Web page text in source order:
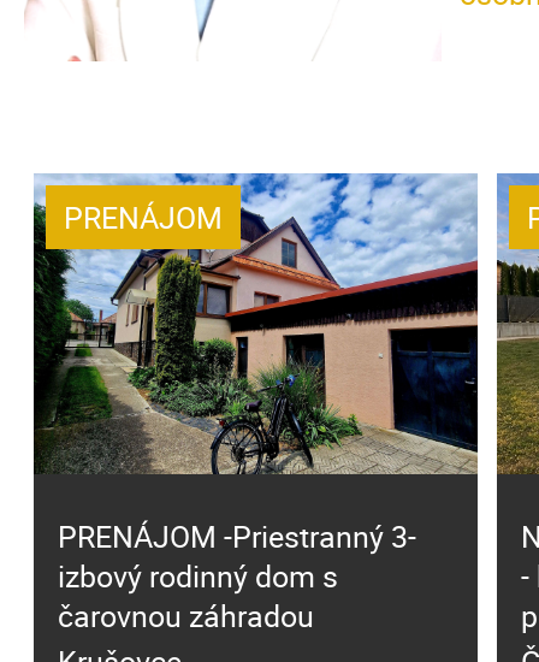
PRENÁJOM -Priestranný 3-
izbový rodinný dom s
čarovnou záhradou
PRENÁJOM
-